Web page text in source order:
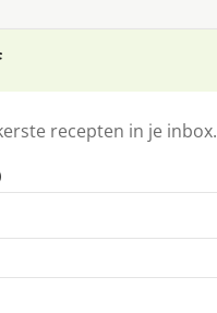
recepten in je inbox.